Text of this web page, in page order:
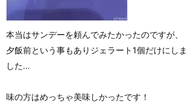
本当はサンデーを頼んでみたかったのですが、
夕飯前という事もありジェラート1個だけにしま
した…
味の方はめっちゃ美味しかったです！